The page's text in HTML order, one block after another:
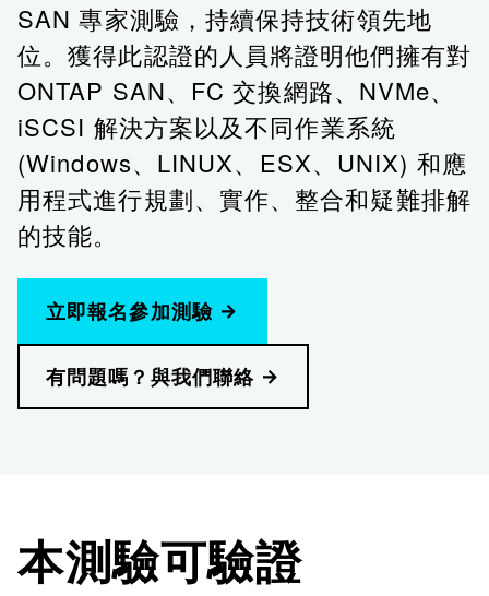
SAN 專家測驗，持續保持技術領先地
位。獲得此認證的人員將證明他們擁有對
ONTAP SAN、FC 交換網路、NVMe、
iSCSI 解決方案以及不同作業系統
(Windows、LINUX、ESX、UNIX) 和應
用程式進行規劃、實作、整合和疑難排解
的技能。
立即報名參加測驗
有問題嗎？與我們聯絡
本測驗可驗證